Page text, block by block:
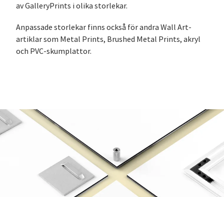
av GalleryPrints i olika storlekar.
Anpassade storlekar finns också för andra Wall Art-
artiklar som Metal Prints, Brushed Metal Prints, akryl
och PVC-skumplattor.